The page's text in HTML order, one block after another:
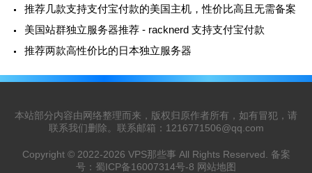
推荐几款支持支付宝付款的美国主机，性价比高且无需备案
美国站群独立服务器推荐 - racknerd 支持支付宝付款
推荐两款高性价比的日本独立服务器
本站部分内容由网络整理而来，版权归原作者所有，如有冒犯，请
联系我们删除。联系邮箱： 1216771506@qq.com
Copyright © 2022-2026 VPS那些事 All Rights Reserved. 备案
号： 蜀ICP备16007314号-8 网站地图